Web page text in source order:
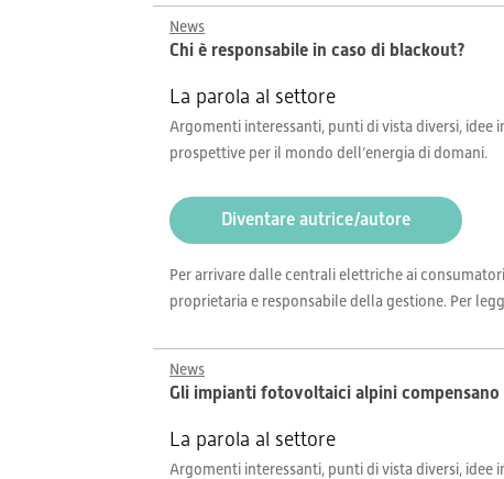
News
Chi è responsabile in caso di blackout?
La parola al settore
Argomenti interessanti, punti di vista diversi, idee
prospettive per il mondo dell’energia di domani.
Diventare autrice/autore
Per arrivare dalle centrali elettriche ai
proprietaria e responsabile della gestione. Per
News
Gli impianti fotovoltaici alpini
La parola al settore
Argomenti interessanti, punti di vista diversi, idee